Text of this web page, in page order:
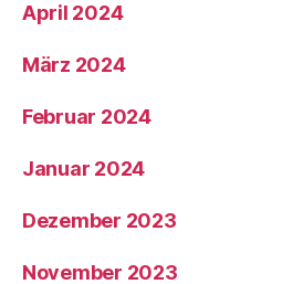
April 2024
März 2024
Februar 2024
Januar 2024
Dezember 2023
November 2023